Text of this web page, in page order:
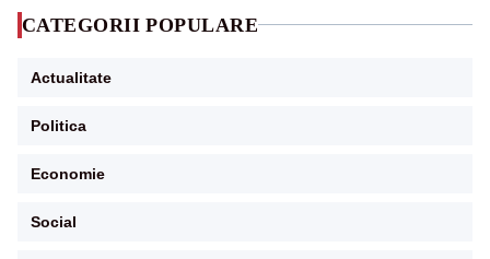
CATEGORII POPULARE
Actualitate
Politica
Economie
Social